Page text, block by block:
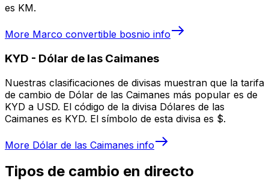
es KM.
More Marco convertible bosnio info
KYD - Dólar de las Caimanes
Nuestras clasificaciones de divisas muestran que la tarifa
de cambio de Dólar de las Caimanes más popular es de
KYD a USD. El código de la divisa Dólares de las
Caimanes es KYD. El símbolo de esta divisa es $.
More Dólar de las Caimanes info
Tipos de cambio en directo